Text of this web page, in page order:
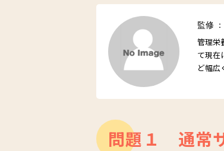
監修 ：
管理栄
て現在
ど幅広
問題１ 通常